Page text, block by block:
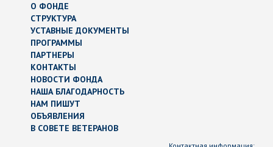
О ФОНДЕ
СТРУКТУРА
УСТАВНЫЕ ДОКУМЕНТЫ
ПРОГРАММЫ
ПАРТНЕРЫ
КОНТАКТЫ
НОВОСТИ ФОНДА
НАША БЛАГОДАРНОСТЬ
НАМ ПИШУТ
ОБЪЯВЛЕНИЯ
В СОВЕТЕ ВЕТЕРАНОВ